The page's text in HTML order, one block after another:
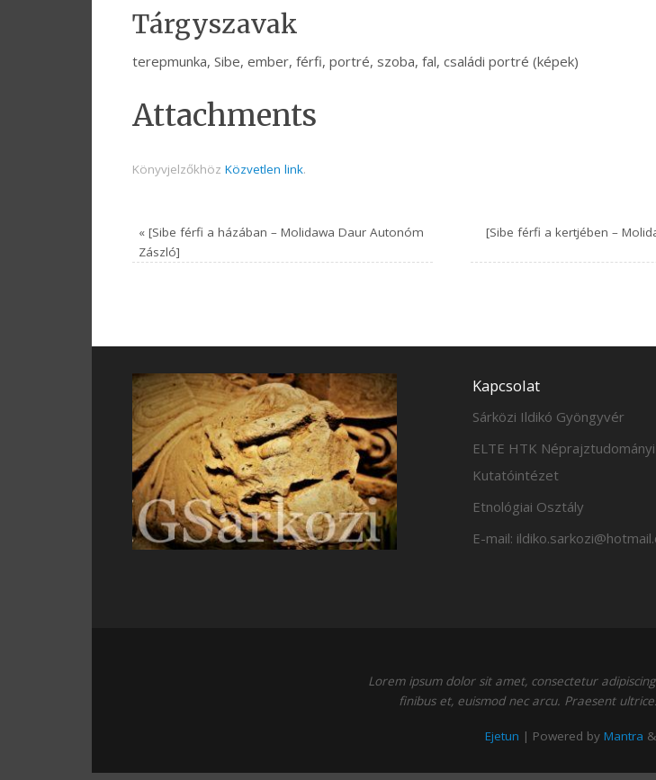
Tárgyszavak
terepmunka, Sibe, ember, férfi, portré, szoba, fal, családi portré (képek)
Attachments
Könyvjelzőkhöz Közvetlen link.
« [Sibe férfi a házában – Molidawa Daur Autonóm
Zászló]
[Sibe férfi a kertjében –
Kapcsolat
Sárközi Ildikó Gyöngyvér
ELTE HTK Néprajztudományi
Kutatóintézet
Etnológiai Osztály
E-mail:
Lorem ipsum dolor sit amet, consectetur
finibus et, euismod nec arcu. Praesent
Ejetun | Powered by Mantra &